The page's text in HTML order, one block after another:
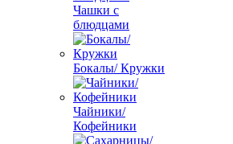
Чашки с
блюдцами
Бокалы/ Кружки
Чайники/
Кофейники